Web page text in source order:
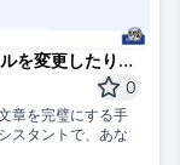
を変更したりす
0
章を完璧にする手
スタントで、あな